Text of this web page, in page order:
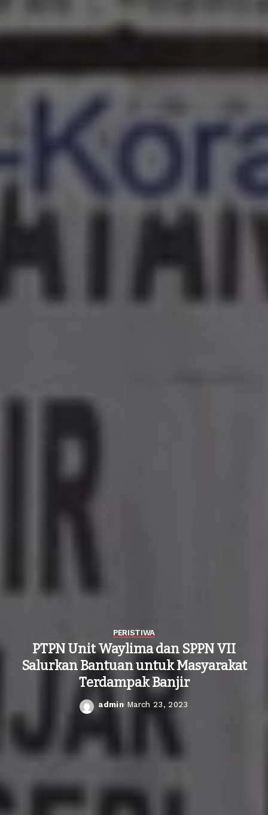
PERISTIWA
PTPN Unit Waylima dan SPPN VII
Salurkan Bantuan untuk Masyarakat
Terdampak Banjir
Posted
admin March 23, 2023